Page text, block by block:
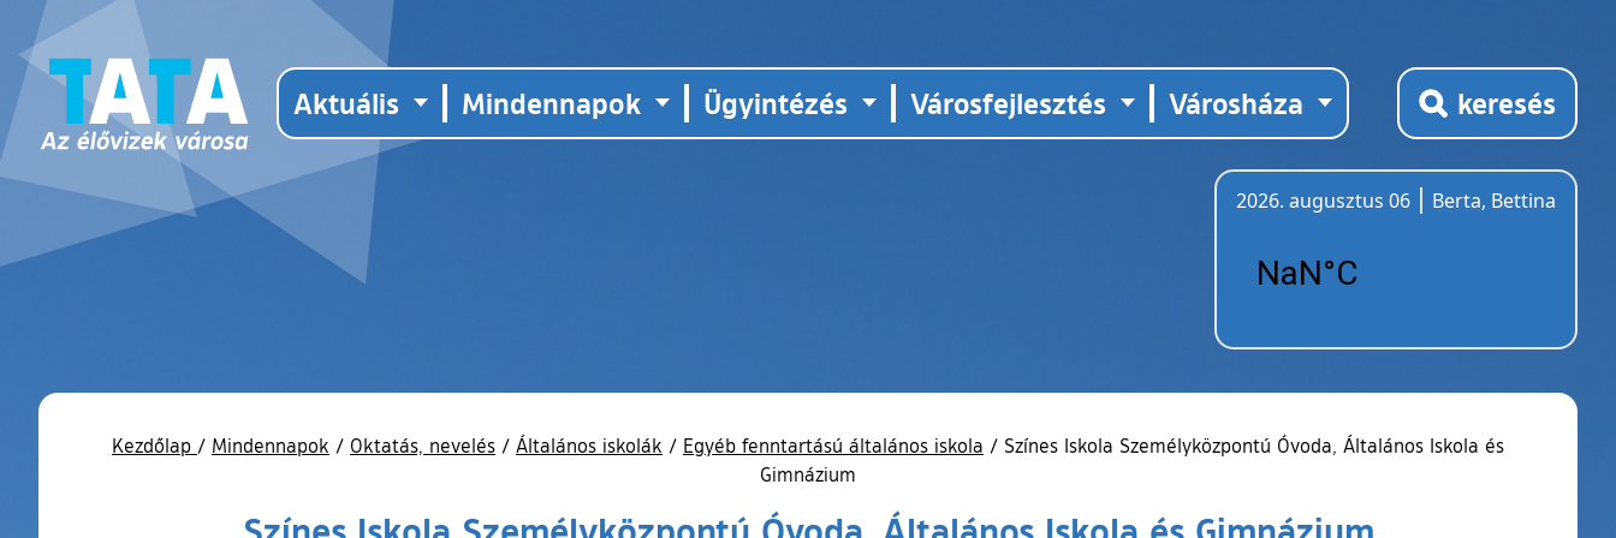
Aktuális Mindennapok Ügyintézés Városfejlesztés Városháza keresés
2026. augusztus 06
Berta, Bettina
Kezdőlap / Mindennapok / Oktatás, nevelés / Általános iskolák / Egyéb fenntartású általános iskola / Színes Iskola Személyközpontú Óvoda, Általános Iskola és
Gimnázium